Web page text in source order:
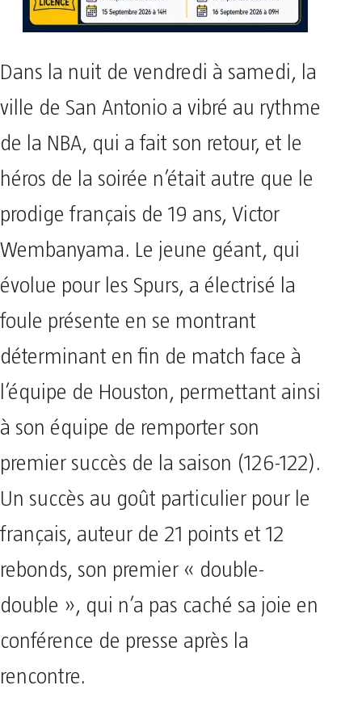
Dans la nuit de vendredi à samedi, la
ville de San Antonio a vibré au rythme
de la NBA, qui a fait son retour, et le
héros de la soirée n’était autre que le
prodige français de 19 ans, Victor
Wembanyama. Le jeune géant, qui
évolue pour les Spurs, a électrisé la
foule présente en se montrant
déterminant en fin de match face à
l’équipe de Houston, permettant ainsi
à son équipe de remporter son
premier succès de la saison (126-122).
Un succès au goût particulier pour le
français, auteur de 21 points et 12
rebonds, son premier « double-
double », qui n’a pas caché sa joie en
conférence de presse après la
rencontre.